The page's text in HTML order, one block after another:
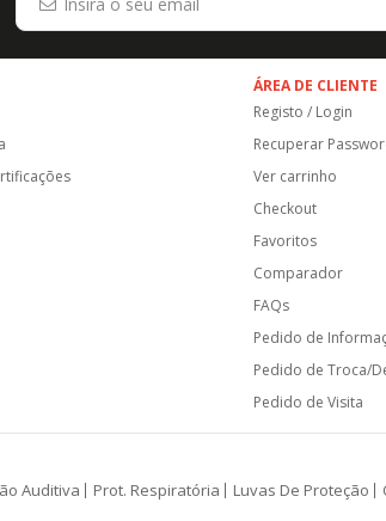
ÁREA DE CLIENTE
Registo / Login
Recuperar
Ver carrinho
Checkout
Favoritos
Comparador
FAQs
Pedido de
Pedido de Troca/
Pedido de Visita
Auditiva Prot. Respiratória Luvas De Proteção